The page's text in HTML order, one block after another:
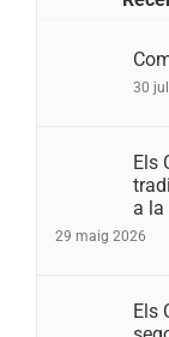
30
Els
a la
29 maig 2026
Els